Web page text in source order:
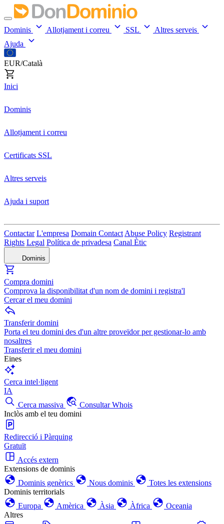
Dominis Allotjament i correu SSL
Altres serveis
Ajuda
EUR/Català
Inici
Dominis
Allotjament i correu
Certificats SSL
Altres serveis
Ajuda i suport
Contactar L'empresa Domain Contact Abuse Policy Registrant
Rights Legal Política de privadesa Canal Ètic
Dominis
Compra domini
Comprova la disponibilitat d'un nom de domini i registra'l
Cercar el meu domini
Transferir domini
Porta el teu domini des d'un altre proveïdor per gestionar-lo amb
nosaltres
Transferir el meu domini
Eines
Cerca intel·ligent
IA
Cerca massiva
Consultar Whois
Inclòs amb el teu domini
Redirecció i Pàrquing
Gratuït
Accés extern
Extensions de dominis
Dominis genèrics
Nous dominis
Totes les extensions
Dominis territorials
Europa
Amèrica Àsia Àfrica
Oceania
Altres